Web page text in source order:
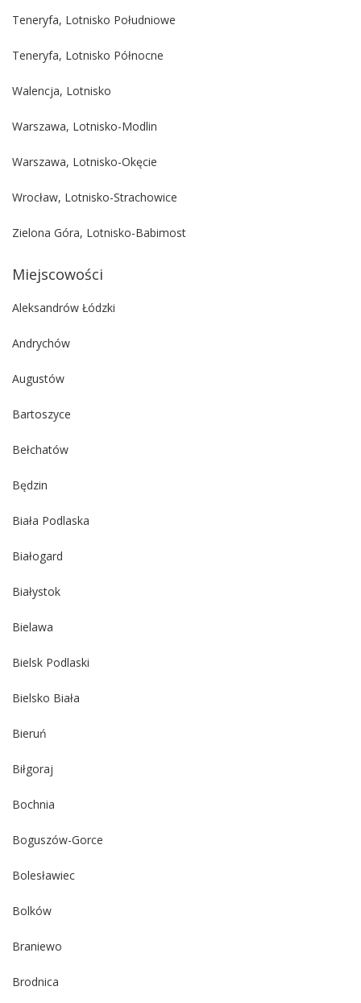
Teneryfa, Lotnisko Południowe
Teneryfa, Lotnisko Północne
Walencja, Lotnisko
Warszawa, Lotnisko-Modlin
Warszawa, Lotnisko-Okęcie
Wrocław, Lotnisko-Strachowice
Zielona Góra, Lotnisko-Babimost
Miejscowości
Aleksandrów Łódzki
Andrychów
Augustów
Bartoszyce
Bełchatów
Będzin
Biała Podlaska
Białogard
Białystok
Bielawa
Bielsk Podlaski
Bielsko Biała
Bieruń
Biłgoraj
Bochnia
Boguszów-Gorce
Bolesławiec
Bolków
Braniewo
Brodnica